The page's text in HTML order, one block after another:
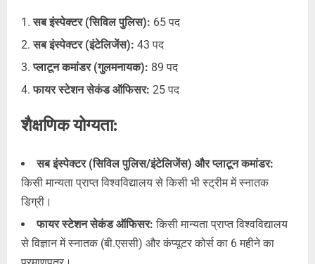
सब इंस्पेक्टर (सिविल पुलिस): 65 पद
सब इंस्पेक्टर (इंटेलिजेंस): 43 पद
प्लाटून कमांडर (गुलमनायक): 89 पद
फायर स्टेशन सेकंड ऑफिसर: 25 पद
शैक्षणिक योग्यता:
सब इंस्पेक्टर (सिविल पुलिस/इंटेलिजेंस) और प्लाटून कमांडर:
किसी मान्यता प्राप्त विश्वविद्यालय से किसी भी स्ट्रीम में स्नातक
डिग्री।
फायर स्टेशन सेकंड ऑफिसर: किसी मान्यता प्राप्त विश्वविद्यालय
से विज्ञान में स्नातक (बी.एससी) और कंप्यूटर कोर्स का 6 महीने का